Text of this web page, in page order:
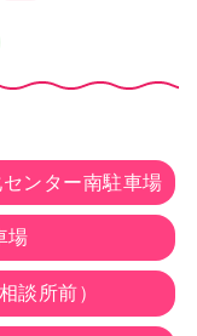
ンター南駐車場
場
談所前）